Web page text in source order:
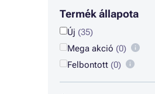
Termék állapota
Új (35)
Mega akció (0)
Felbontott (0)